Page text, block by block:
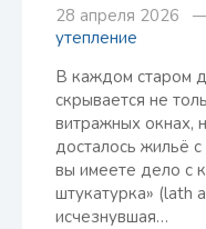
28 апреля 2026
утепление
В каждом старом
скрывается не
витражных окнах,
досталось жильё
вы имеете дело с
штукатурка» (lath
исчезнувшая…